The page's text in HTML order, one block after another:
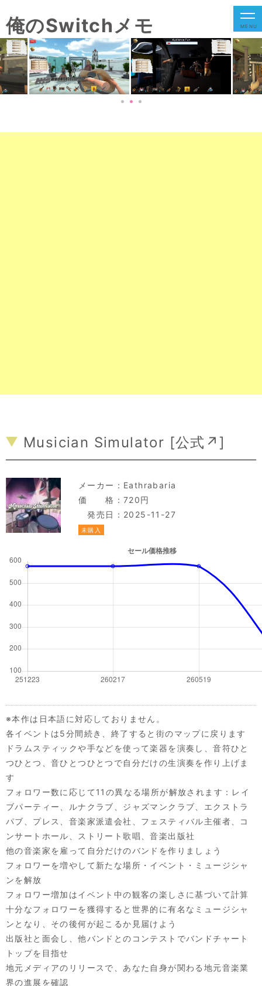
俺のSwitchメモ MENU
Musician Simulator [公式↗]
メーカー： Eathrabaria
価 格：720円
発売日：2025-11-27
未購入
※本作は日本語に対応しておりません。
各イベントは5分間続き、終了すると街のマップに戻ります
ドラムスティックや手などを使って楽器を演奏し、音符ひと
つひとつ、音ひとつひとつで自分だけの生演奏を作り上げま
す
フォロワー数に応じて11の異なる場所が解放されます：レイ
ブパーティー、ルナクラブ、ジャズマンクラブ、エクストラ
パブ、プレス、音楽家派遣会社、フェスティバル主催者、コ
ンサートホール、ストリート歌唱、音楽出版社
他の音楽家を雇って自分だけのバンドを作りましょう
フォロワーを増やして新たな場所・イベント・ミュージシャ
ンを解放
フォロワー増加はイベント中の観客の楽しさに基づいて計算
十分なフォロワーを獲得すると世界的に有名なミュージシャ
ンとなり、その後何が起こるか見届けよう
出版社と面会し、他バンドとのコンテストでバンドチャート
トップを目指せ
地元メディアのリリースで、あなた自身が関わる地元音楽業
界の進展を確認